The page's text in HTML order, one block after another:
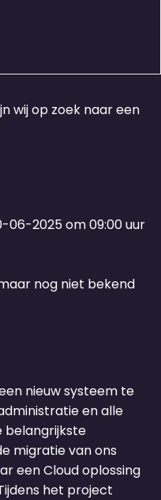
wij op zoek naar een
06-2025 om 09:00 uur
nog niet bekend
nieuw systeem te
en alle
belangrijkste
migratie van ons
een Cloud oplossing
het project